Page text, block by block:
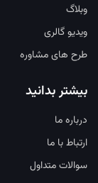
وبلاگ
ویدیو گالری
طرح های مشاوره
بیشتر بدانید
درباره ما
ارتباط با ما
سوالات متداول